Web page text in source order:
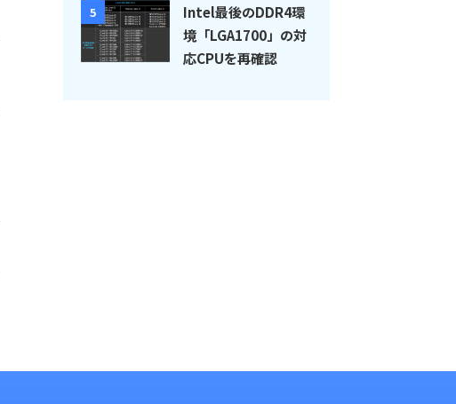
5
Intel最後のDDR4環
境「LGA1700」の対
応CPUを再確認